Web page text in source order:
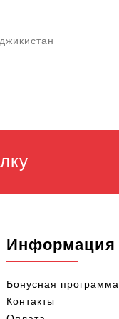
Информация
Бонусная программа
Контакты